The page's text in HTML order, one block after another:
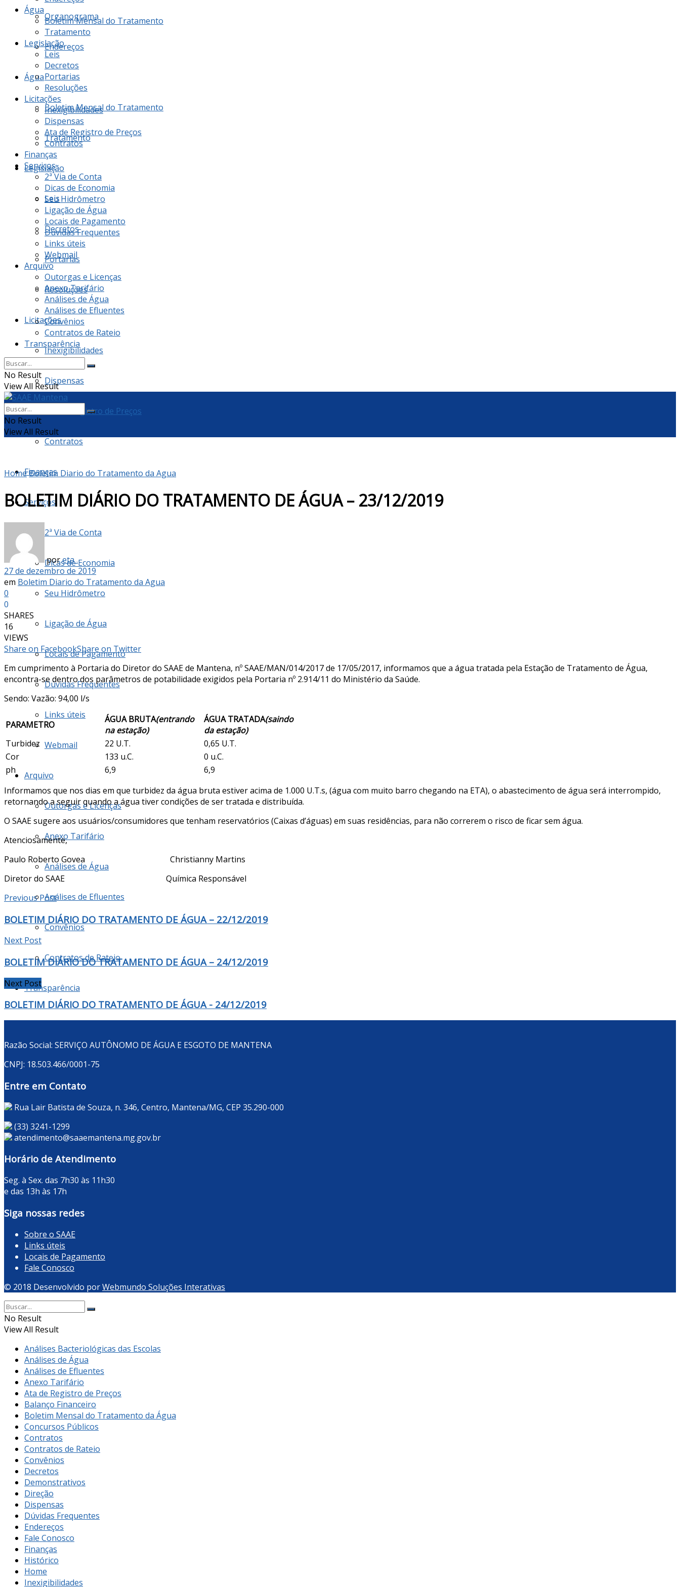
Organograma
Endereços
Água
Boletim Mensal do Tratamento
Tratamento
Legislação
Leis
Decretos
Portarias
Resoluções
Licitações
Inexigibilidades
Dispensas
Ata de Registro de Preços
Contratos
Finanças
Serviços
2ª Via de Conta
Dicas de Economia
Seu Hidrômetro
Ligação de Água
Locais de Pagamento
Dúvidas Frequentes
Links úteis
Webmail
Arquivo
Outorgas e Licenças
Anexo Tarifário
Análises de Água
Análises de Efluentes
Convênios
Contratos de Rateio
Transparência
Água
Boletim Mensal do Tratamento
Tratamento
Legislação
Leis
Decretos
Portarias
Resoluções
Licitações
Inexigibilidades
Dispensas
Ata de Registro de Preços
Contratos
Finanças
Serviços
2ª Via de Conta
Dicas de Economia
Seu Hidrômetro
Ligação de Água
Locais de Pagamento
Dúvidas Frequentes
Links úteis
Webmail
Arquivo
Outorgas e Licenças
Anexo Tarifário
Análises de Água
Análises de Efluentes
Convênios
Contratos de Rateio
Transparência
No Result
View All Result
No Result
View All Result
HomeBoletim Diario do Tratamento da Agua
BOLETIM DIÁRIO DO TRATAMENTO DE ÁGUA – 23/12/2019
poreta .
27 de dezembro de 2019
em Boletim Diario do Tratamento da Agua
0
0
SHARES
16
VIEWS
Share on FacebookShare on Twitter
Em cumprimento à Portaria do Diretor do SAAE de Mantena, nº SAAE/MAN/014/2017 de 17/05/2017, informamos que a água tratada pela Estação de Tratamento de Água,
encontra-se dentro dos parâmetros de potabilidade exigidos pela Portaria nº 2.914/11 do Ministério da Saúde.
Sendo: Vazão: 94,00 l/s
PARAMETRO ÁGUA BRUTA(entrando
na estação)
ÁGUA TRATADA(saindo
da estação)
Turbidez
22 U.T.
0,65 U.T.
Cor
133 u.C.
0 u.C.
ph
6,9
6,9
Informamos que nos dias em que turbidez da água bruta estiver acima de 1.000 U.T.s, (água com muito barro chegando na ETA), o abastecimento de água será interrompido,
retornando a seguir quando a água tiver condições de ser tratada e distribuída.
O SAAE sugere aos usuários/consumidores que tenham reservatórios (Caixas d’águas) em suas residências, para não correrem o risco de ficar sem água.
Atenciosamente,
Paulo Roberto Govea Christianny Martins
Diretor do SAAE Química Responsável
Previous Post
BOLETIM DIÁRIO DO TRATAMENTO DE ÁGUA – 22/12/2019
Next Post
BOLETIM DIÁRIO DO TRATAMENTO DE ÁGUA – 24/12/2019
Next Post
BOLETIM DIÁRIO DO TRATAMENTO DE ÁGUA - 24/12/2019
Razão Social: SERVIÇO AUTÔNOMO DE ÁGUA E ESGOTO DE MANTENA
CNPJ: 18.503.466/0001-75
Entre em Contato
Rua Lair Batista de Souza, n. 346, Centro, Mantena/MG, CEP 35.290-000
(33) 3241-1299
atendimento@saaemantena.mg.gov.br
Horário de Atendimento
Seg. à Sex. das 7h30 às 11h30
e das 13h às 17h
Siga nossas redes
Sobre o SAAE
Links úteis
Locais de Pagamento
Fale Conosco
© 2018 Desenvolvido porWebmundo Soluções Interativas
No Result
View All Result
Análises Bacteriológicas das Escolas
Análises de Água
Análises de Efluentes
Anexo Tarifário
Ata de Registro de Preços
Balanço Financeiro
Boletim Mensal do Tratamento da Água
Concursos Públicos
Contratos
Contratos de Rateio
Convênios
Decretos
Demonstrativos
Direção
Dispensas
Dúvidas Frequentes
Endereços
Fale Conosco
Finanças
Histórico
Home
Inexigibilidades